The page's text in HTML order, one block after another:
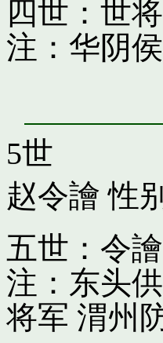
四世：世
注：华阴侯
5世
赵令譮 性
五世：令
注：东头
将军 渭州